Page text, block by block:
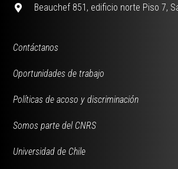
Beauchef 851, edificio norte Piso 7,
Contáctanos
Oportunidades de trabajo
Políticas de acoso y discriminación
Somos parte del CNRS
Universidad de Chile